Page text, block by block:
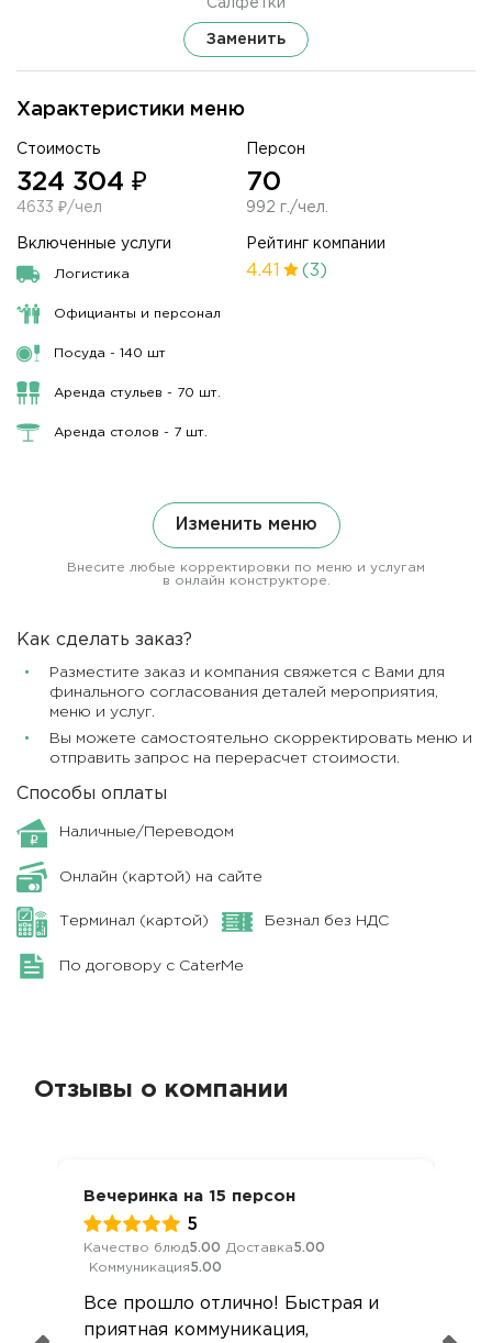
Характеристики меню
Стоимость
324 304 ₽
4633 ₽/чел
Персон
70
992 г./чел.
Включенные услуги
Логистика
Официанты и персонал
Посуда - 140 шт
Аренда стульев - 70 шт.
Аренда столов - 7 шт.
Рейтинг компании
4.41 (3)
Изменить меню
Внесите любые корректировки по меню и услугам
в онлайн конструкторе.
Салфетки
Заменить
Как сделать заказ?
Разместите заказ и компания свяжется с Вами для
финального согласования деталей мероприятия,
меню и услуг.
Вы можете самостоятельно скорректировать меню и
отправить запрос на перерасчет стоимости.
Способы оплаты
Наличные/Переводом
Онлайн (картой) на сайте
Терминал (картой) Безнал без НДС
По договору с CaterMe
Отзывы о компании
Вечеринка на 15 персон
5
Качество блюд5.00 Доставка5.00
Коммуникация5.00
Все прошло отлично! Быстрая и
приятная коммуникация,